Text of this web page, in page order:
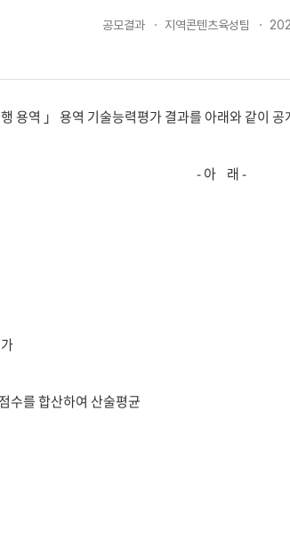
공모결과 지역콘텐츠육성팀
용역 」 용역 기술능력평가 결과를 아래와 같이 공
- 아 래 -
수를 합산하여 산술평균